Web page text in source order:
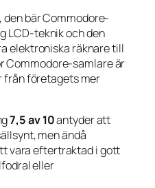
den bär Commodore-
LCD-teknik och den
elektroniska räknare till
Commodore-samlare är
från företagets mer
7,5 av 10antyder att
men ändå
vara eftertraktad i gott
eller